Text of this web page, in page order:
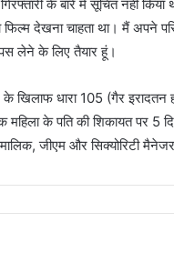
के बारे में सूचित नहीं
देखना चाहता था। मैं अपने
लेने के लिए तैयार हूं।
धारा 105 (गैर इरादतन
के पति की शिकायत पर 5
जीएम और सिक्योरिटी मैनेजर